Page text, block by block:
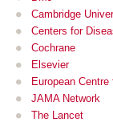
Cambridge
Centers for
Cochrane
Elsevier
European
JAMA Network
The Lancet